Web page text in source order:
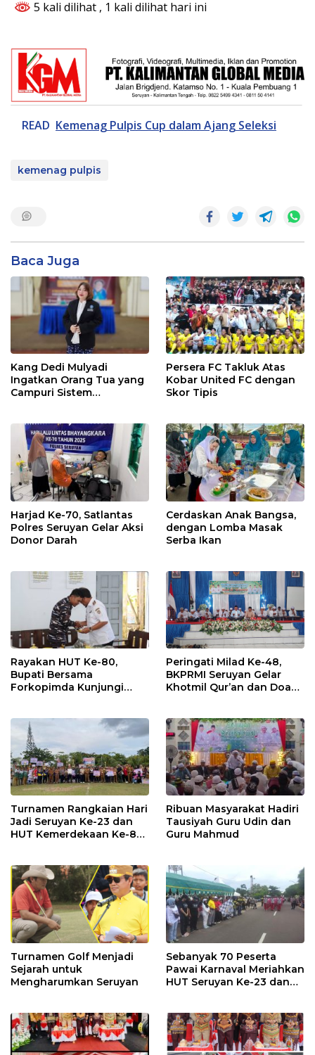
5 kali dilihat , 1 kali dilihat hari ini
READ Kemenag Pulpis Cup dalam Ajang Seleksi
kemenag pulpis
Baca Juga
Kang Dedi Mulyadi
Ingatkan Orang Tua yang
Campuri Sistem
Etika Hukum Pendidikan
Persera FC Takluk Atas
Kobar United FC dengan
Skor Tipis
Harjad Ke-70, Satlantas
Polres Seruyan Gelar Aksi
Donor Darah
Cerdaskan Anak Bangsa,
dengan Lomba Masak
Serba Ikan
Rayakan HUT Ke-80,
Bupati Bersama
Forkopimda Kunjungi
Peringati Milad Ke-48,
BKPRMI Seruyan Gelar
Khotmil Qur’an dan Doa
Turnamen Rangkaian Hari
Jadi Seruyan Ke-23 dan
HUT Kemerdekaan Ke-80
Ribuan Masyarakat Hadiri
Tausiyah Guru Udin dan
Guru Mahmud
Turnamen Golf Menjadi
Sejarah untuk
Mengharumkan Seruyan
Sebanyak 70 Peserta
Pawai Karnaval Meriahkan
HUT Seruyan Ke-23 dan